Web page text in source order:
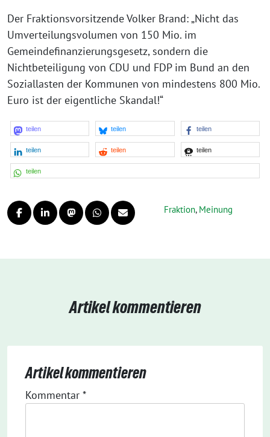
Der Fraktionsvorsitzende Volker Brand: „Nicht das
Umverteilungsvolumen von 150 Mio. im
Gemeindefinanzierungsgesetz, sondern die
Nichtbeteiligung von CDU und FDP im Bund an den
Soziallasten der Kommunen von mindestens 800 Mio.
Euro ist der eigentliche Skandal!“
teilen teilen teilen
teilen teilen teilen
teilen
Fraktion, Meinung
Artikel kommentieren
Artikel kommentieren
Kommentar *